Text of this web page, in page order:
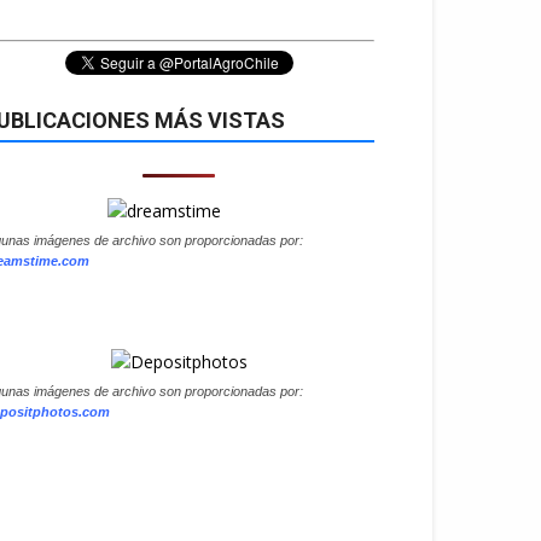
MÁS VISTAS
imágenes de archivo son proporcionadas por:
imágenes de archivo son proporcionadas por: